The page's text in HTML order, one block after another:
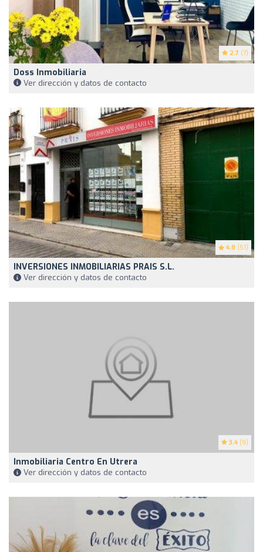
2.7 (7)
Doss Inmobiliaria
Ver dirección y datos de contacto
4.8 (51)
INVERSIONES INMOBILIARIAS PRAIS S.L.
Ver dirección y datos de contacto
3.4 (9)
Inmobiliaria Centro En Utrera
Ver dirección y datos de contacto